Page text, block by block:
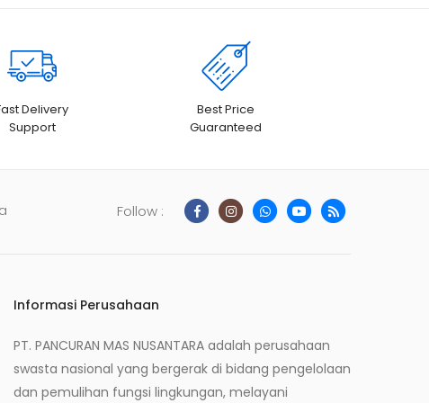
Delivery
Support
Best Price
Guaranteed
Follow :
Informasi Perusahaan
PT. PANCURAN MAS NUSANTARA adalah perusahaan
swasta nasional yang bergerak di bidang pengelolaan
dan pemulihan fungsi lingkungan, melayani